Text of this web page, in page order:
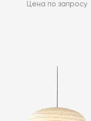
Цена по запросу